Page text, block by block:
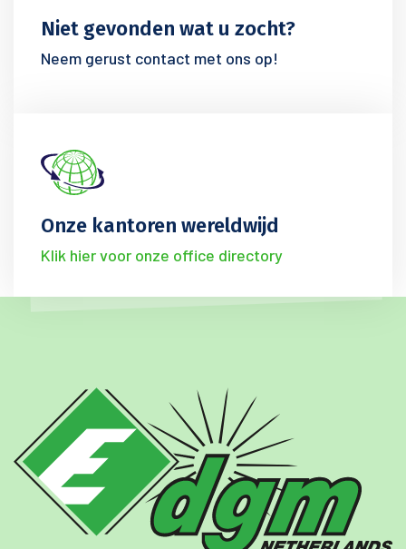
Niet gevonden wat u zocht?
Neem gerust contact met ons op!
Onze kantoren wereldwijd
Klik hier voor onze office directory